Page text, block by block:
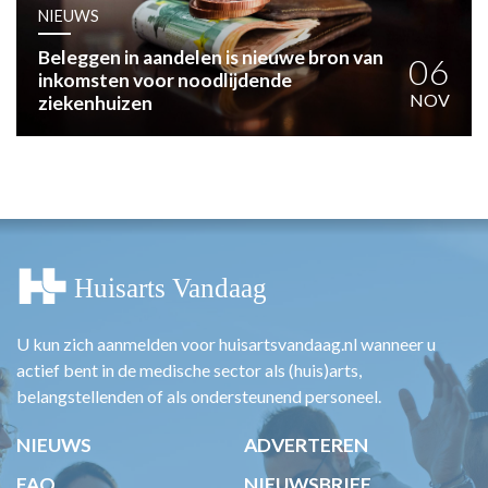
PRAKTIJKZAKEN
TARIEVEN
VPHUISARTSEN
MEDISCHE VAKHANDEL
NIEUWS
Beleggen in aandelen is nieuwe bron van
inkomsten voor noodlijdende
ziekenhuizen
06
NOV
U kun zich aanmelden voor huisartsvandaag.nl wanneer u
actief bent in de medische sector als (huis)arts,
belangstellenden of als ondersteunend personeel.
NIEUWS
ADVERTEREN